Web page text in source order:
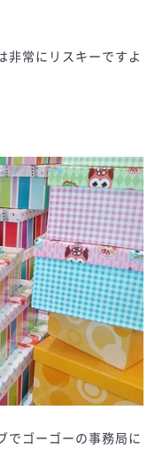
非常にリスキーですよ
でゴーゴーの事務局に